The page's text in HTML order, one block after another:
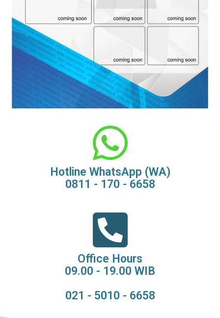
Hotline WhatsApp (WA)
0811 - 170 - 6658
Office Hours
09.00 - 19.00 WIB
021 - 5010 - 6658